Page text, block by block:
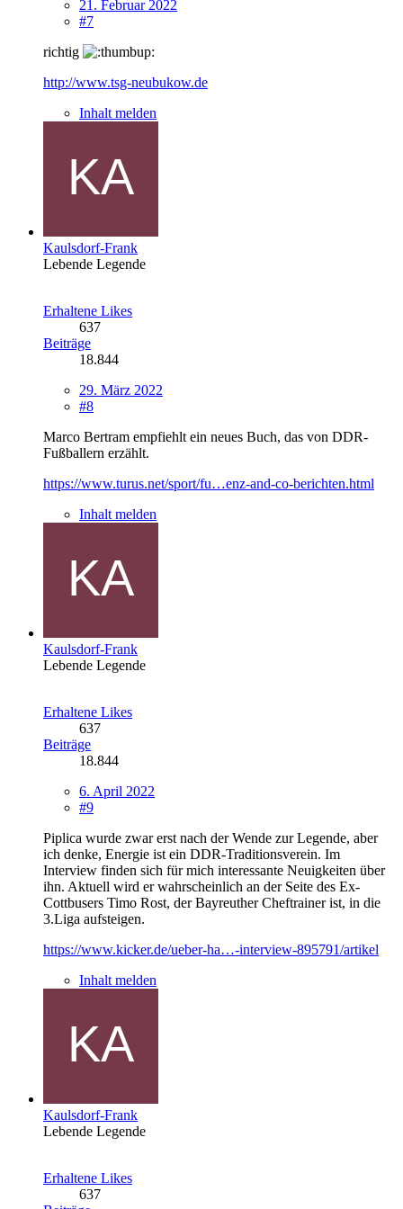
21. Februar 2022
#7
richtig
http://www.tsg-neubukow.de
Inhalt melden
Kaulsdorf-Frank
Lebende Legende
Erhaltene Likes
637
Beiträge
18.844
29. März 2022
#8
Marco Bertram empfiehlt ein neues Buch, das von DDR-
Fußballern erzählt.
https://www.turus.net/sport/fu…enz-and-co-berichten.html
Inhalt melden
Kaulsdorf-Frank
Lebende Legende
Erhaltene Likes
637
Beiträge
18.844
6. April 2022
#9
Piplica wurde zwar erst nach der Wende zur Legende, aber
ich denke, Energie ist ein DDR-Traditionsverein. Im
Interview finden sich für mich interessante Neuigkeiten über
ihn. Aktuell wird er wahrscheinlich an der Seite des Ex-
Cottbusers Timo Rost, der Bayreuther Cheftrainer ist, in die
3.Liga aufsteigen.
https://www.kicker.de/ueber-ha…-interview-895791/artikel
Inhalt melden
Kaulsdorf-Frank
Lebende Legende
Erhaltene Likes
637